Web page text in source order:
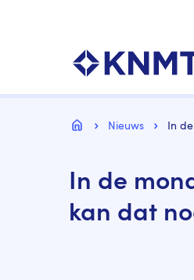
Kruimelpad
HomeNieuws In
In de
kan dat